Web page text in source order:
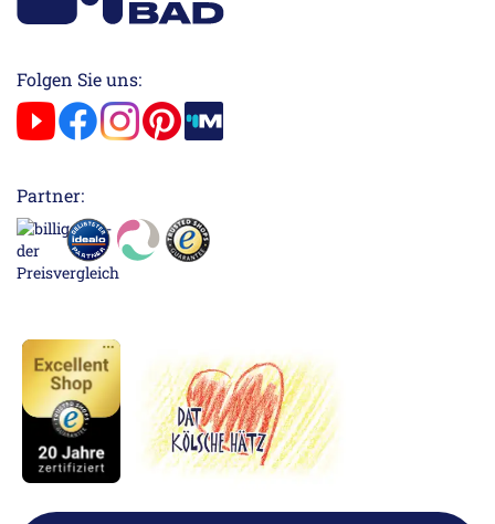
Folgen Sie uns:
Partner: